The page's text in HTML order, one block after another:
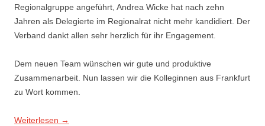
Regionalgruppe angeführt, Andrea Wicke hat nach zehn
Jahren als Delegierte im Regionalrat nicht mehr kandidiert. Der
Verband dankt allen sehr herzlich für ihr Engagement.
Dem neuen Team wünschen wir gute und produktive
Zusammenarbeit. Nun lassen wir die Kolleginnen aus Frankfurt
zu Wort kommen.
Weiterlesen →